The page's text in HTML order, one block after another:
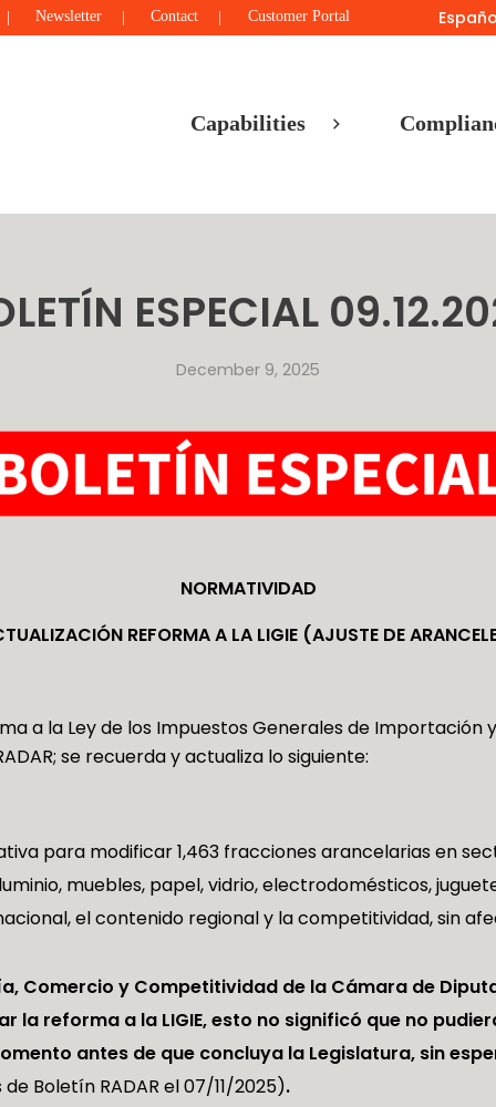
Newsletter Contact Customer Portal
Capabilities
ESPECIAL
December 9, 2025
NORMATIVIDAD
REFORMA A LA LIGIE (AJUSTE DE
a la Ley de los Impuestos Generales de Importación
se recuerda y actualiza lo siguiente:
para modificar 1,463 fracciones arancelarias en
muebles, papel, vidrio, electrodomésticos,
el contenido regional y la competitividad, sin
Comercio y Competitividad de la Cámara de
la reforma a la LIGIE, esto no significó que no
antes de que concluya la Legislatura, sin
Boletín RADAR el 07/11/2025).